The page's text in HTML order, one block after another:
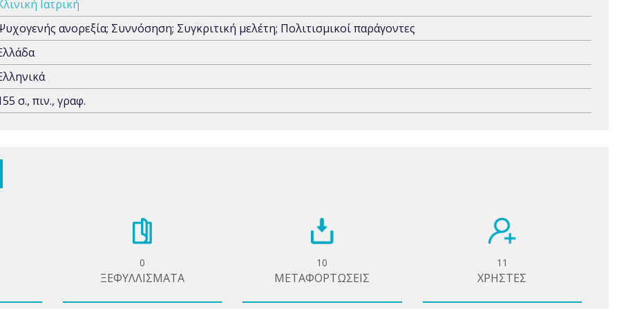
Ιατρική
ανορεξία; Συννόσηση; Συγκριτική μελέτη; Πολιτισμικοί παράγοντες
σ., πιν., γραφ.
0
ΞΕΦΥΛΛΙΣΜΑΤΑ
10
ΜΕΤΑΦΟΡΤΩΣΕΙΣ
11
ΧΡΗΣΤΕΣ